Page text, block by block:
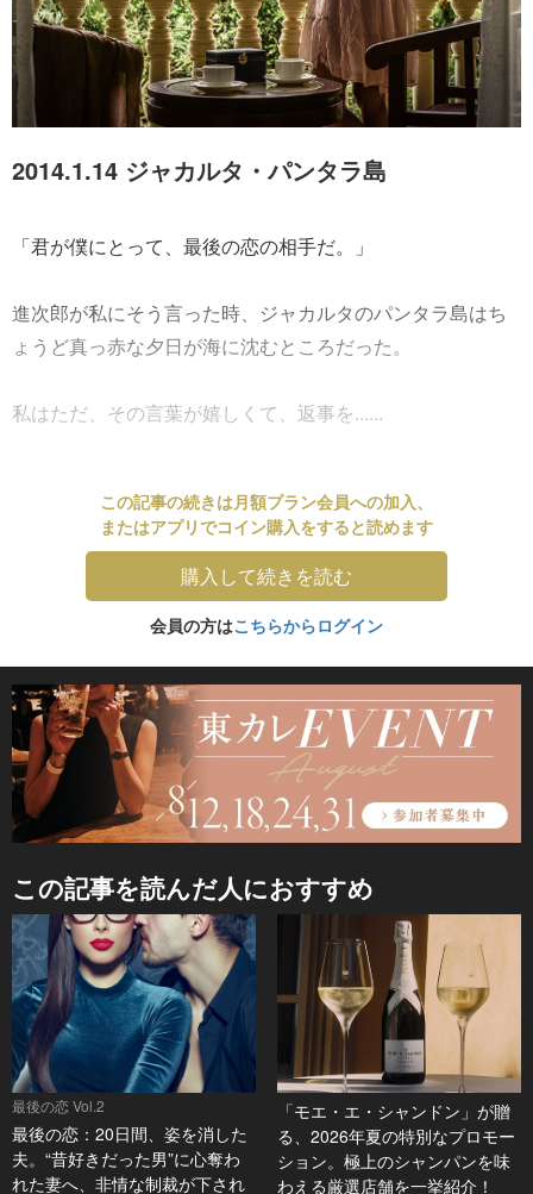
2014.1.14 ジャカルタ・パンタラ島
「君が僕にとって、最後の恋の相手だ。」
進次郎が私にそう言った時、ジャカルタのパンタラ島はち
ょうど真っ赤な夕日が海に沈むところだった。
私はただ、その言葉が嬉しくて、返事を......
この記事の続きは月額プラン会員への加入、
またはアプリでコイン購入をすると読めます
購入して続きを読む
会員の方はこちらからログイン
この記事を読んだ人におすすめ
最後の恋 Vol.2
最後の恋：20日間、姿を消した
夫。“昔好きだった男”に心奪わ
れた妻へ、非情な制裁が下され
「モエ・エ・シャンドン」が贈
る、2026年夏の特別なプロモー
ション。極上のシャンパンを味
わえる厳選店舗を一挙紹介！